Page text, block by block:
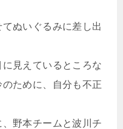
ぬいぐるみに差し出
見えているところな
ために、自分も不正
野本チームと波川チ